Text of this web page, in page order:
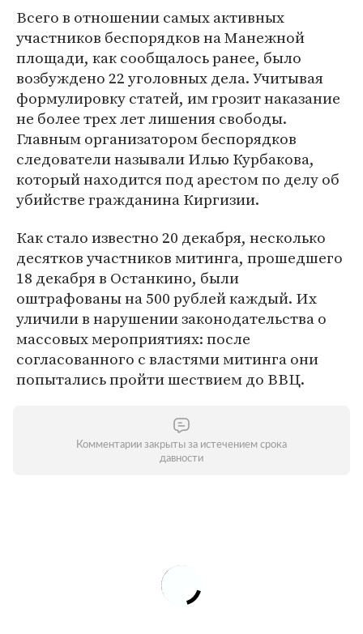
Всего в отношении самых активных
участников беспорядков на Манежной
площади, как сообщалось ранее, было
возбуждено 22 уголовных дела. Учитывая
формулировку статей, им грозит наказание
не более трех лет лишения свободы.
Главным организатором беспорядков
следователи называли Илью Курбакова,
который находится под арестом по делу об
убийстве гражданина Киргизии.
Как стало известно 20 декабря, несколько
десятков участников митинга, прошедшего
18 декабря в Останкино, были
оштрафованы на 500 рублей каждый. Их
уличили в нарушении законодательства о
массовых мероприятиях: после
согласованного с властями митинга они
попытались пройти шествием до ВВЦ.
Комментарии закрыты за истечением срока
давности